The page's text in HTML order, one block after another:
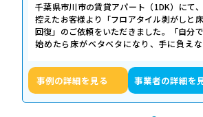
千葉県市川市の賃貸アパート（1DK）にて
控えたお客様より「フロアタイル剥がしと
回復」のご依頼をいただきました。「自分
始めたら床がベタベタになり、手に負え
事例の詳細を見る 事業者の詳細を